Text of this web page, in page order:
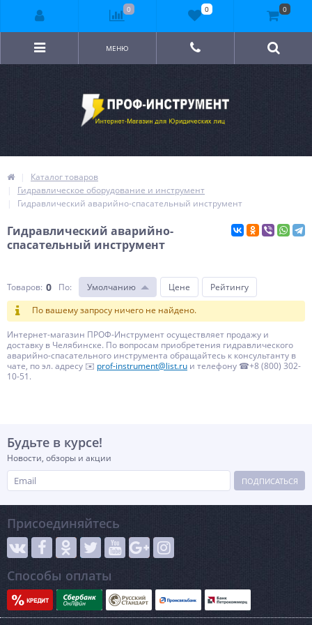
МЕНЮ
Каталог товаров
Гидравлическое оборудование и инструмент
Гидравлический аварийно-спасательный инструмент
Гидравлический аварийно-
спасательный инструмент
Товаров: 0 По: Умолчанию Цене
Рейтингу
По вашему запросу ничего не найдено.
Интернет-магазин ПРОФ-Инструмент осуществляет продажу и
доставку в Челябинске. По вопросам приобретения гидравлического
аварийно-спасательного инструмента обращайтесь к консультанту в
чате, по эл. адресу ✉️ prof-instrument@list.ru и телефону ☎+8 (800) 302-
10-51.
Будьте в курсе!
Новости, обзоры и акции
ПОДПИСАТЬСЯ
Присоединяйтесь
Способы оплаты
0 0 0